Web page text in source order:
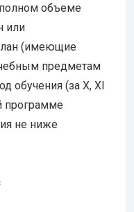
объеме
или
(имеющие
предметам
обучения (за X, XI
программе
не ниже